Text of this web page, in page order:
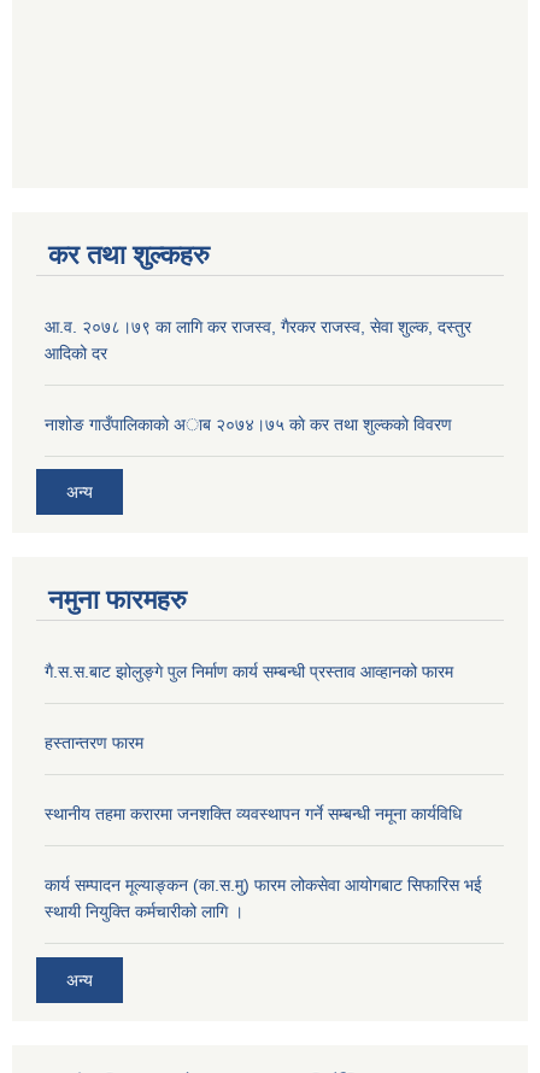
कर तथा शुल्कहरु
आ‍.व. २०७८।७९ का लागि कर राजस्व, गैरकर राजस्व, सेवा शुल्क, दस्तुर
आदिको दर
नाशोङ गाउँपालिकाकाे अा‍ब‍ २०७४।७५ काे कर तथा शुल्ककाे विवरण
अन्य
नमुना फारमहरु
गै.स.स.बाट झोलुङ्गे पुल निर्माण कार्य सम्बन्धी प्रस्ताव आव्हानको फारम
हस्तान्तरण फारम
स्थानीय तहमा करारमा जनशक्ति व्यवस्थापन गर्ने सम्बन्धी नमूना कार्यविधि
कार्य सम्पादन मूल्याङ्कन (का.स.मु) फारम लोकसेवा आयोगबाट सिफारिस भई
स्थायी नियुक्ति कर्मचारीको लागि ।
अन्य